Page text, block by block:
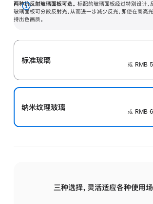
两种抗反射玻璃面板可选。 标配的玻璃面板经过特别设计，
玻璃面板可分散反射光，从而进一步减少反光，即使在高亮
持出色画质。
展
开
标准玻璃
或 RMB
纳米纹理玻璃
或 RMB
三种选择，灵活适应各种使用场